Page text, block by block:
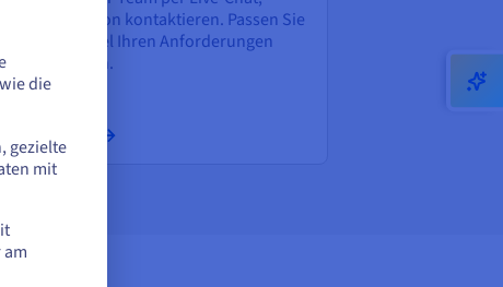
und Telefon kontaktieren. Passen Sie
Support-Level Ihren Anforderungen
an.
erfahren
die
gezielte
mit